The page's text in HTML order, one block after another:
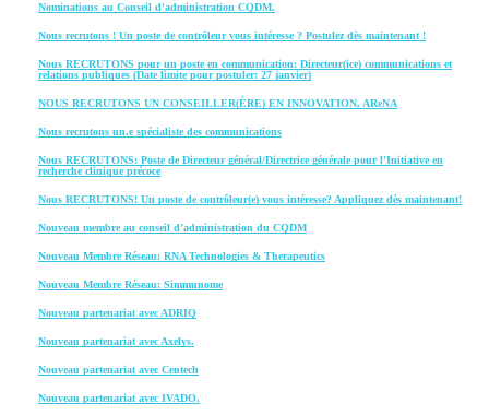
Nominations au Conseil d'administration CQDM.
Nous recrutons ! Un poste de contrôleur vous intéresse ? Postulez dès maintenant !
Nous RECRUTONS pour un poste en communication: Directeur(ice) communications et
relations publiques (Date limite pour postuler: 27 janvier)
NOUS RECRUTONS UN CONSEILLER(ÈRE) EN INNOVATION, AReNA
Nous recrutons un.e spécialiste des communications
Nous RECRUTONS: Poste de Directeur général/Directrice générale pour l'Initiative en
recherche clinique précoce
Nous RECRUTONS! Un poste de contrôleur(e) vous intéresse? Appliquez dès maintenant!
Nouveau membre au conseil d’administration du CQDM
Nouveau Membre Réseau: RNA Technologies & Therapeutics
Nouveau Membre Réseau: Simmunome
Nouveau partenariat avec ADRIQ
Nouveau partenariat avec Axelys.
Nouveau partenariat avec Centech
Nouveau partenariat avec IVADO.